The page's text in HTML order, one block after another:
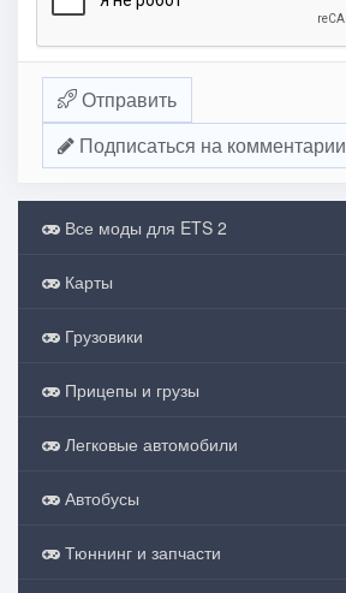
Отправить
Подписаться на комментарии
Все моды для ETS 2
Карты
Грузовики
Прицепы и грузы
Легковые автомобили
Автобусы
Тюннинг и запчасти